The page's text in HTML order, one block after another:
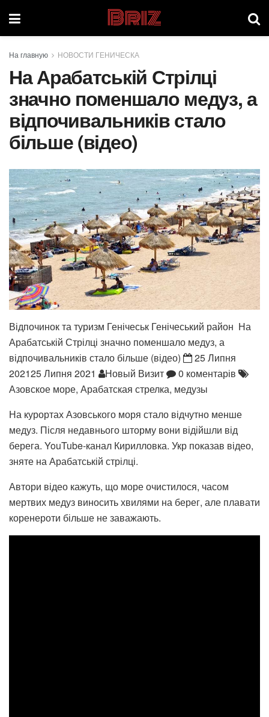
Briz
На главную НОВОСТИ ГЕНИЧЕСКА
На Арабатській Стрілці
значно поменшало медуз, а
відпочивальників стало
більше (відео)
Відпочинок та туризм Генічеськ Генічеський район На
Арабатській Стрілці значно поменшало медуз, а
відпочивальників стало більше (відео)
25 Липня
202125 Липня 2021
Новый Визит
0 коментарів
Азовское море, Арабатская стрелка, медузы
На курортах Азовського моря стало відчутно менше
медуз. Після недавнього шторму вони відійшли від
берега. YouTube-канал Кирилловка. Укр показав відео,
зняте на Арабатській стрілці.
Автори відео кажуть, що море очистилося, часом
мертвих медуз виносить хвилями на берег, але плавати
коренероти більше не заважають.